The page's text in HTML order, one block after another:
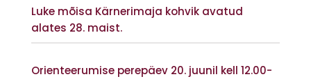
Luke mõisa Kärnerimaja kohvik avatud
alates 28. maist.
Orienteerumise perepäev 20. juunil kell 12.00-